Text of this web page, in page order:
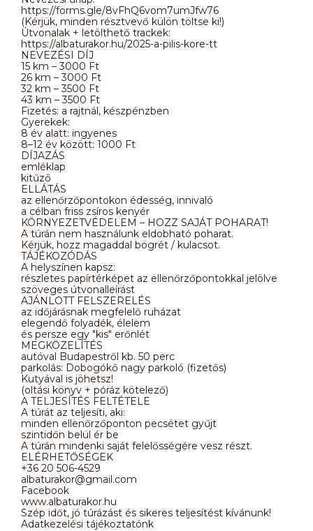
https://forms.gle/8vFhQ6vom7umJfw76
(Kérjük, minden résztvevő külön töltse ki!)
Útvonalak + letölthető trackek:
https://albaturakor.hu/2025-a-pilis-kore-tt
NEVEZÉSI DÍJ
15 km – 3000 Ft
26 km – 3000 Ft
32 km – 3500 Ft
43 km – 3500 Ft
Fizetés: a rajtnál, készpénzben
Gyerekek:
8 év alatt: ingyenes
8–12 év között: 1000 Ft
DÍJAZÁS
emléklap
kitűző
ELLÁTÁS
az ellenőrzőpontokon édesség, innivaló
a célban friss zsíros kenyér
KÖRNYEZETVÉDELEM – HOZZ SAJÁT POHARAT!
A túrán nem használunk eldobható poharat.
Kérjük, hozz magaddal bögrét / kulacsot.
TÁJÉKOZÓDÁS
A helyszínen kapsz:
részletes papírtérképet az ellenőrzőpontokkal jelölve
szöveges útvonalleírást
AJÁNLOTT FELSZERELÉS
az időjárásnak megfelelő ruházat
elegendő folyadék, élelem
és persze egy "kis" erőnlét
MEGKÖZELÍTÉS
autóval Budapestről kb. 50 perc
parkolás: Dobogókő nagy parkoló (fizetős)
Kutyával is jöhetsz!
(oltási könyv + póráz kötelező)
A TELJESÍTÉS FELTÉTELE
A túrát az teljesíti, aki:
minden ellenőrzőponton pecsétet gyűjt
szintidőn belül ér be
A túrán mindenki saját felelősségére vesz részt.
ELÉRHETŐSÉGEK
+36 20 506-4529
albaturakor@gmail.com
Facebook
www.albaturakor.hu
Szép időt, jó túrázást és sikeres teljesítést kívánunk!
Adatkezelési tájékoztatónk